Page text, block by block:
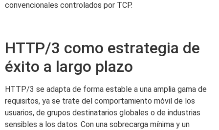
convencionales controlados por TCP.
HTTP/3 como estrategia de
éxito a largo plazo
HTTP/3 se adapta de forma estable a una amplia gama de
requisitos, ya se trate del comportamiento móvil de los
usuarios, de grupos destinatarios globales o de industrias
sensibles a los datos. Con una sobrecarga mínima y un